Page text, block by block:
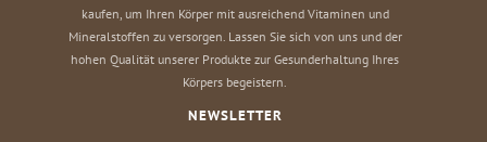
kaufen, um Ihren Körper mit ausreichend Vitaminen und
Mineralstoffen zu versorgen. Lassen Sie sich von uns und der
hohen Qualität unserer Produkte zur Gesunderhaltung Ihres
Körpers begeistern.
NEWSLETTER